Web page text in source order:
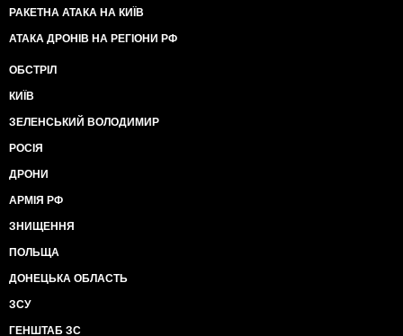
РАКЕТНА АТАКА НА КИЇВ
АТАКА ДРОНІВ НА РЕГІОНИ РФ
ОБСТРІЛ
КИЇВ
ЗЕЛЕНСЬКИЙ ВОЛОДИМИР
РОСІЯ
ДРОНИ
АРМІЯ РФ
ЗНИЩЕННЯ
ПОЛЬЩА
ДОНЕЦЬКА ОБЛАСТЬ
ЗСУ
ГЕНШТАБ ЗС